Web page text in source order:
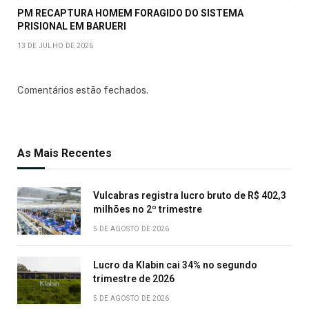
PM RECAPTURA HOMEM FORAGIDO DO SISTEMA
PRISIONAL EM BARUERI
13 DE JULHO DE 2026
Comentários estão fechados.
As Mais Recentes
Vulcabras registra lucro bruto de R$ 402,3
milhões no 2º trimestre
5 DE AGOSTO DE 2026
Lucro da Klabin cai 34% no segundo
trimestre de 2026
5 DE AGOSTO DE 2026